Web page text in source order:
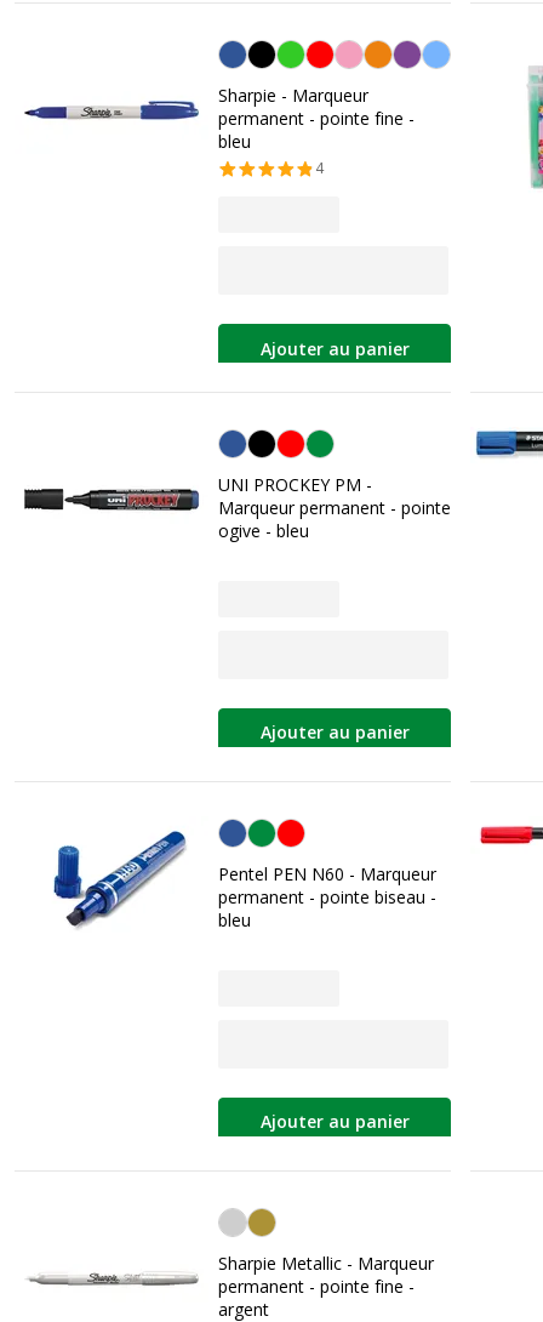
Bleu
Sharpie - Marqueur
permanent - pointe fine -
bleu
4
Ajouter au panier
Bleu
UNI PROCKEY PM -
Marqueur permanent - pointe
ogive - bleu
Ajouter au panier
Bleu
Pentel PEN N60 - Marqueur
permanent - pointe biseau -
bleu
Ajouter au panier
Argent
Sharpie Metallic - Marqueur
permanent - pointe fine -
argent